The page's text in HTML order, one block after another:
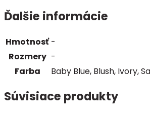
Ďalšie informácie
Hmotnosť -
Rozmery -
Farba
Baby Blue, Blush, Ivory,
Súvisiace produkty